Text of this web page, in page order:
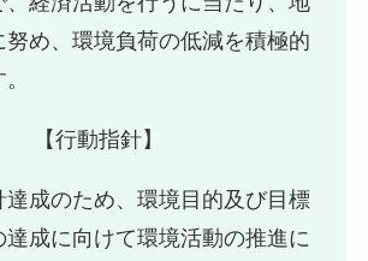
努め、環境負荷の低減を積極的
【行動指針】
達成のため、環境目的及び目標
達成に向けて環境活動の推進に